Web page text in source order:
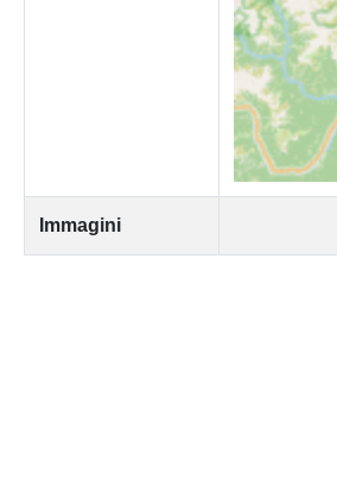
Immagini